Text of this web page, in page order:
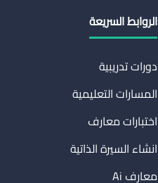
الروابط السريعة
دورات تدريبية
المسارات التعليمية
اختبارات معارف
انشاء السيرة الذاتية
معارف Ai